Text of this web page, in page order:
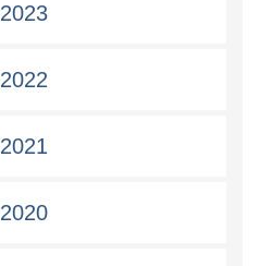
2023
2022
2021
2020